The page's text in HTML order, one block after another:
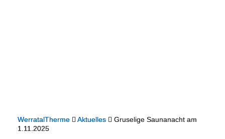
WerratalTherme Aktuelles
Gruselige Saunanacht am
1.11.2025